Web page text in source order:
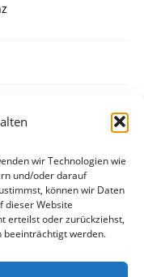
wir Technologien wie
und/oder darauf
können wir Daten
dieser Website
erteilst oder zurückziehst,
beeinträchtigt werden.